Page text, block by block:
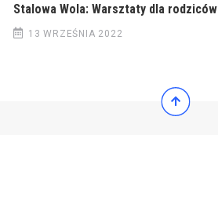
Stalowa Wola: Warsztaty dla rodziców
13 WRZEŚNIA 2022